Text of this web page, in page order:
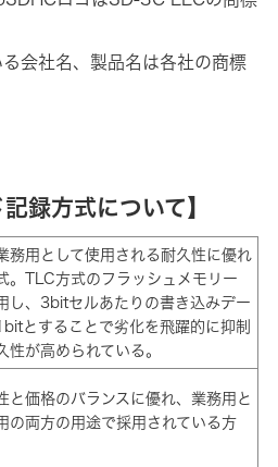
会社名、製品名は各社の商標
録方式について】
務用として使用される耐久性に優れ
。TLC方式のフラッシュメモリー
し、3bitセルあたりの書き込みデー
とすることで劣化を飛躍的に抑制
性が高められている。
と価格のバランスに優れ、業務用と
の両方の用途で採用されている方